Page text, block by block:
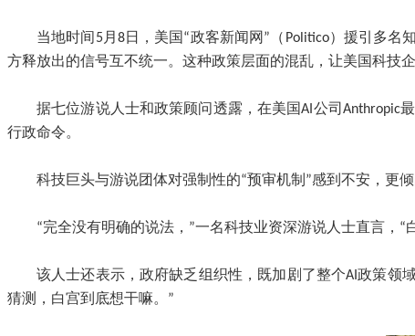
当地时间5月8日，美国“政客新闻网”（Politico）援引多
方释放出的信号互不统一。这种政策层面的混乱，让美国科技
据七位游说人士和政策顾问透露，在美国AI公司Anthropic
行政命令。
科技巨头与游说团体对强制性的“预审机制”感到不安，更
“完全没有明确的说法，”一名科技业资深游说人士直言，
该人士还表示，政府缺乏组织性，既加剧了整个AI政策领
猜测，白宫到底想干嘛。”